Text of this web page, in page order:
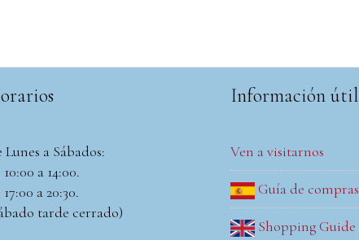
Lunes a Sábados:
10:00 a 14:00.
17:00 a 20:30.
tarde cerrado)
Información útil
Ven a visitarnos
Guía de compras
Shopping Guide